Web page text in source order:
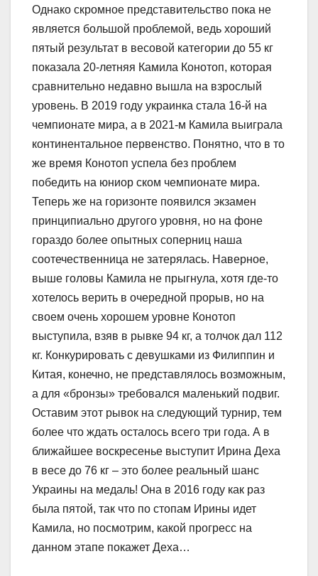
Однако скромное представительство пока не
является большой проблемой, ведь хороший
пятый результат в весовой категории до 55 кг
показала 20-летняя Камила Конотоп, которая
сравнительно недавно вышла на взрослый
уровень. В 2019 году украинка стала 16-й на
чемпионате мира, а в 2021-м Камила выиграла
континентальное первенство. Понятно, что в то
же время Конотоп успела без проблем
победить на юниор ском чемпионате мира.
Теперь же на горизонте появился экзамен
принципиально другого уровня, но на фоне
гораздо более опытных соперниц наша
соотечественница не затерялась. Наверное,
выше головы Камила не прыгнула, хотя где-то
хотелось верить в очередной прорыв, но на
своем очень хорошем уровне Конотоп
выступила, взяв в рывке 94 кг, а толчок дал 112
кг. Конкурировать с девушками из Филиппин и
Китая, конечно, не представлялось возможным,
а для «бронзы» требовался маленький подвиг.
Оставим этот рывок на следующий турнир, тем
более что ждать осталось всего три года. А в
ближайшее воскресенье выступит Ирина Деха
в весе до 76 кг – это более реальный шанс
Украины на медаль! Она в 2016 году как раз
была пятой, так что по стопам Ирины идет
Камила, но посмотрим, какой прогресс на
данном этапе покажет Деха…